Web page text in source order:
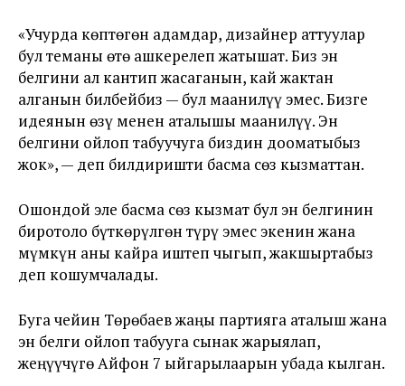
«Учурда көптөгөн адамдар, дизайнер аттуулар
бул теманы өтө ашкерелеп жатышат. Биз эн
белгини ал кантип жасаганын, кай жактан
алганын билбейбиз — бул маанилүү эмес. Бизге
идеянын өзү менен аталышы маанилүү. Эн
белгини ойлоп табуучуга биздин дооматыбыз
жок», — деп билдиришти басма сөз кызматтан.
Ошондой эле басма сөз кызмат бул эн белгинин
биротоло бүткөрүлгөн түрү эмес экенин жана
мүмкүн аны кайра иштеп чыгып, жакшыртабыз
деп кошумчалады.
Буга чейин Төрөбаев жаңы партияга аталыш жана
эн белги ойлоп табууга сынак жарыялап,
жеңүүчүгө Айфон 7 ыйгарылаарын убада кылган.